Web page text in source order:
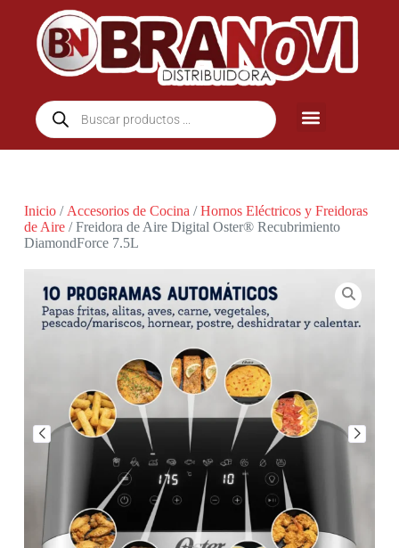
Inicio/ Accesorios de Cocina /Hornos Eléctricos y Freidoras
de Aire/ Freidora de Aire Digital Oster® Recubrimiento
DiamondForce 7.5L